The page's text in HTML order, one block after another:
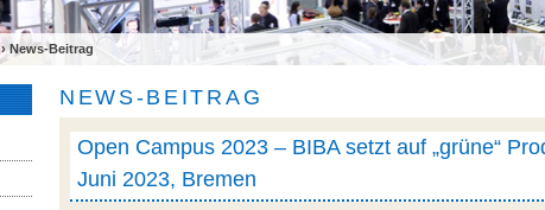
› News-Beitrag
NEWS-BEITRAG
Open Campus 2023 – BIBA setzt auf „grüne“
Juni 2023, Bremen